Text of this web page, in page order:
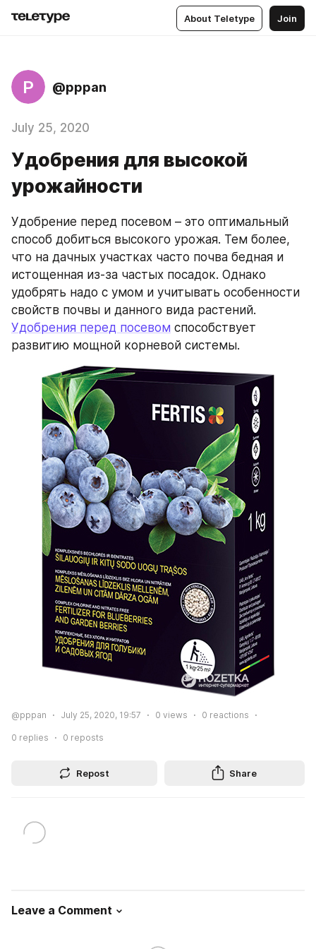
About Teletype Join
P @pppan
July 25, 2020
Удобрения для высокой
урожайности
Удобрение перед посевом – это оптимальный
способ добиться высокого урожая. Тем более,
что на дачных участках часто почва бедная и
истощенная из-за частых посадок. Однако
удобрять надо с умом и учитывать особенности
Удобрения перед посевом способствует
развитию мощной корневой системы.
@pppan July 25, 2020, 19:57 0 views 0 reactions
0 replies 0 reposts
Repost Share
Leave a Comment